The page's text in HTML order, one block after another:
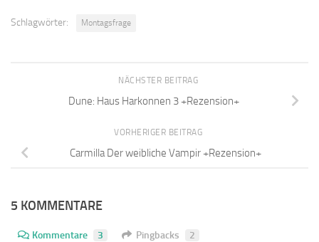
Schlagwörter: Montagsfrage
NÄCHSTER BEITRAG
Dune: Haus Harkonnen 3 +Rezension+
VORHERIGER BEITRAG
Carmilla Der weibliche Vampir +Rezension+
5 KOMMENTARE
Kommentare 3 Pingbacks 2